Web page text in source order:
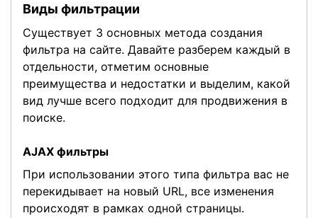
Виды фильтрации
Существует 3 основных метода создания
фильтра на сайте. Давайте разберем каждый в
отдельности, отметим основные
преимущества и недостатки и выделим, какой
вид лучше всего подходит для продвижения в
поиске.
AJAX фильтры
При использовании этого типа фильтра вас не
перекидывает на новый URL, все изменения
происходят в рамках одной страницы.